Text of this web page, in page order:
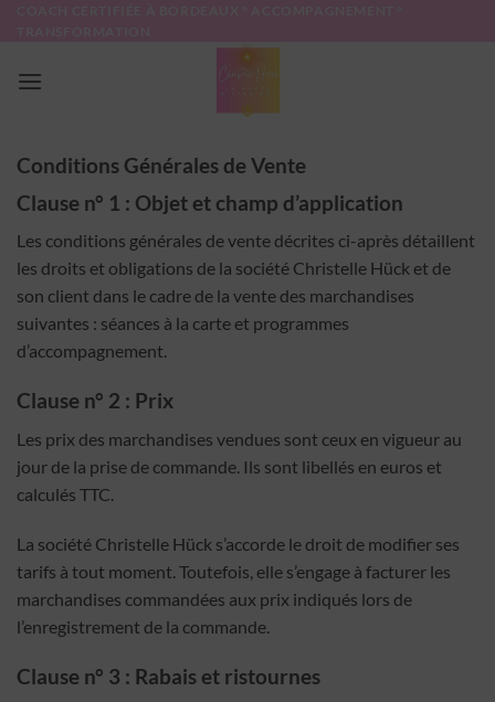
Conditions Générales de Vente
Clause n° 1 : Objet et champ d’application
Les conditions générales de vente décrites ci-après détaillent
les droits et obligations de la société Christelle Hück et de
son client dans le cadre de la vente des marchandises
suivantes : séances à la carte et programmes
d’accompagnement.
Clause n° 2 : Prix
Les prix des marchandises vendues sont ceux en vigueur au
jour de la prise de commande. Ils sont libellés en euros et
calculés TTC.
La société Christelle Hück s’accorde le droit de modifier ses
tarifs à tout moment. Toutefois, elle s’engage à facturer les
marchandises commandées aux prix indiqués lors de
l’enregistrement de la commande.
Clause n° 3 : Rabais et ristournes